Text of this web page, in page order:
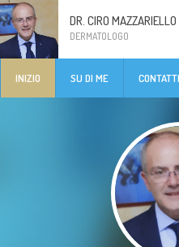
DR. CIRO MAZZARIELLO
DERMATOLOGO
INIZIO SU DI ME CONTATTI